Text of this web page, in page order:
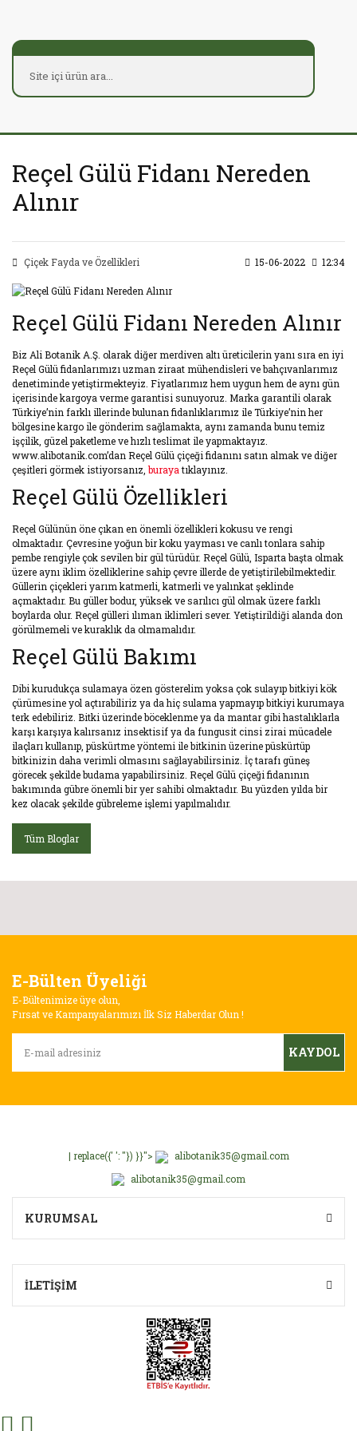
Reçel Gülü Fidanı Nereden
Alınır
Çiçek Fayda ve Özellikleri 15-06-2022 12:34
Reçel Gülü Fidanı Nereden Alınır
Biz Ali Botanik A.Ş. olarak diğer merdiven altı üreticilerin yanı sıra en iyi
Reçel Gülü fidanlarımızı uzman ziraat mühendisleri ve bahçıvanlarımız
denetiminde yetiştirmekteyiz. Fiyatlarımız hem uygun hem de aynı gün
içerisinde kargoya verme garantisi sunuyoruz. Marka garantili olarak
Türkiye’nin farklı illerinde bulunan fidanlıklarımız ile Türkiye’nin her
bölgesine kargo ile gönderim sağlamakta, aynı zamanda bunu temiz
işçilik, güzel paketleme ve hızlı teslimat ile yapmaktayız.
www.alibotanik.com’dan Reçel Gülü çiçeği fidanını satın almak ve diğer
çeşitleri görmek istiyorsanız,burayatıklayınız.
Reçel Gülü Özellikleri
Reçel Gülünün öne çıkan en önemli özellikleri kokusu ve rengi
olmaktadır. Çevresine yoğun bir koku yayması ve canlı tonlara sahip
pembe rengiyle çok sevilen bir gül türüdür. Reçel Gülü, Isparta başta olmak
üzere aynı iklim özelliklerine sahip çevre illerde de yetiştirilebilmektedir.
Güllerin çiçekleri yarım katmerli, katmerli ve yalınkat şeklinde
açmaktadır. Bu güller bodur, yüksek ve sarılıcı gül olmak üzere farklı
boylarda olur. Reçel gülleri ılıman iklimleri sever. Yetiştirildiği alanda don
görülmemeli ve kuraklık da olmamalıdır.
Reçel Gülü Bakımı
Dibi kurudukça sulamaya özen gösterelim yoksa çok sulayıp bitkiyi kök
çürümesine yol açtırabiliriz ya da hiç sulama yapmayıp bitkiyi kurumaya
terk edebiliriz. Bitki üzerinde böceklenme ya da mantar gibi hastalıklarla
karşı karşıya kalırsanız insektisif ya da fungusit cinsi zirai mücadele
ilaçları kullanıp, püskürtme yöntemi ile bitkinin üzerine püskürtüp
bitkinizin daha verimli olmasını sağlayabilirsiniz. İç tarafı güneş
görecek şekilde budama yapabilirsiniz. Reçel Gülü çiçeği fidanının
bakımında gübre önemli bir yer sahibi olmaktadır. Bu yüzden yılda bir
kez olacak şekilde gübreleme işlemi yapılmalıdır.
Tüm Bloglar
E-Bülten Üyeliği
E-Bültenimize üye olun,
Fırsat ve Kampanyalarımızı İlk Siz Haberdar Olun !
KAYDOL
| replace({' ': ''}) }}">
alibotanik35@gmail.com
alibotanik35@gmail.com
KURUMSAL
İLETİŞİM